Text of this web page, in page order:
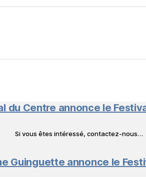
du Centre annonce le
Si vous êtes intéressé, contactez-nous…
Guinguette annonce le